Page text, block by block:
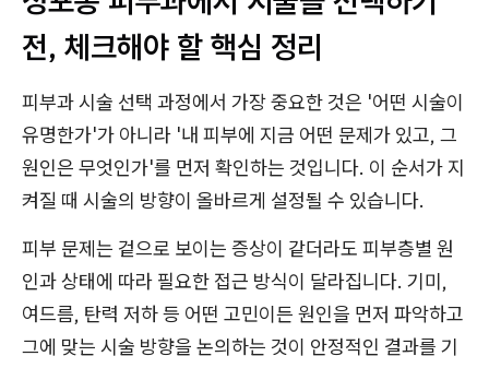
전, 체크해야 할 핵심 정리
피부과 시술 선택 과정에서 가장 중요한 것은 '어떤 시술이
유명한가'가 아니라 '내 피부에 지금 어떤 문제가 있고, 그
원인은 무엇인가'를 먼저 확인하는 것입니다. 이 순서가 지
켜질 때 시술의 방향이 올바르게 설정될 수 있습니다.
피부 문제는 겉으로 보이는 증상이 같더라도 피부층별 원
인과 상태에 따라 필요한 접근 방식이 달라집니다. 기미,
여드름, 탄력 저하 등 어떤 고민이든 원인을 먼저 파악하고
그에 맞는 시술 방향을 논의하는 것이 안정적인 결과를 기